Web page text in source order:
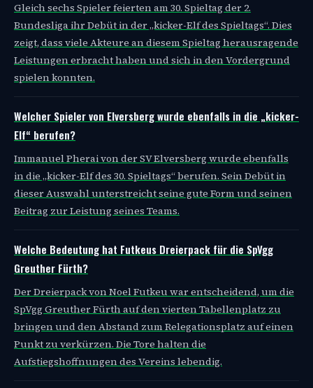
Gleich sechs Spieler feierten am 30. Spieltag der 2.
Bundesliga ihr Debüt in der „kicker-Elf des Spieltags“. Dies
zeigt, dass viele Akteure an diesem Spieltag herausragende
Leistungen erbracht haben und sich in den Vordergrund
spielen konnten.
Welcher Spieler von Elversberg wurde ebenfalls in die „kicker-
Elf“ berufen?
Immanuel Pherai von der SV Elversberg wurde ebenfalls
in die „kicker-Elf des 30. Spieltags“ berufen. Sein Debüt in
dieser Auswahl unterstreicht seine gute Form und seinen
Beitrag zur Leistung seines Teams.
Welche Bedeutung hat Futkeus Dreierpack für die SpVgg
Greuther Fürth?
Der Dreierpack von Noel Futkeu war entscheidend, um die
SpVgg Greuther Fürth auf den vierten Tabellenplatz zu
bringen und den Abstand zum Relegationsplatz auf einen
Punkt zu verkürzen. Die Tore halten die
Aufstiegshoffnungen des Vereins lebendig.